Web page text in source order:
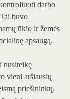
darbo
buvo
ūkio ir žemės
apsaugą.
nusiteikę
vieni aršiausių
priešininkų,